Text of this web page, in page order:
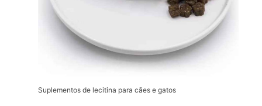
Suplementos de lecitina para cães e gatos